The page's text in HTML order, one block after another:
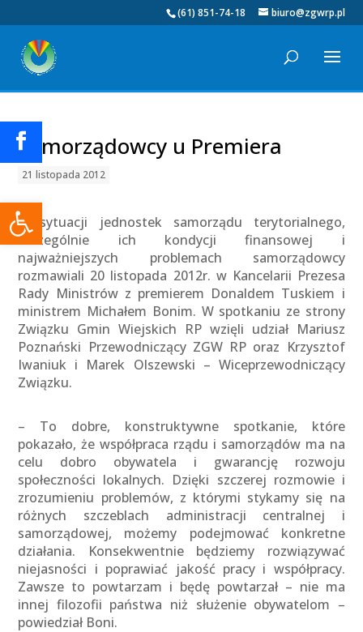
Otwórz pasek narzędzi
(61) 851-74-18 biuro@zgwrp.pl
Samorządowcy u Premiera
21 listopada 2012
O sytuacji jednostek samorządu terytorialnego,
szczególnie ich kondycji finansowej i
najważniejszych problemach samorządowcy
rozmawiali 20 listopada 2012r. w Kancelarii Prezesa
Rady Ministrów z premierem Donaldem Tuskiem i
ministrem Michałem Bonim. W spotkaniu ze strony
Związku Gmin Wiejskich RP wzięli udział Mariusz
Poznański Przewodniczący ZGW RP oraz Krzysztof
Iwaniuk i Marek Olszewski – Wiceprzewodniczący
Związku.
– To dobre, konstruktywne spotkanie, które
pokazało, że współpraca rządu i samorządów ma na
celu dobro obywatela i gwarancję rozwoju
społeczności lokalnych. Dzięki szczerej rozmowie i
zrozumieniu problemów, z którymi stykamy się na
różnych szczeblach administracji centralnej i
samorządowej, możemy podejmować konkretne
działania. Konsekwentnie będziemy rozwiązywać
niejasności i poprawiać jakość pracy i współpracy.
Zawsze to powtarzam i będę powtarzał – nie ma
innej filozofii państwa niż służenie obywatelom –
powiedział Boni.